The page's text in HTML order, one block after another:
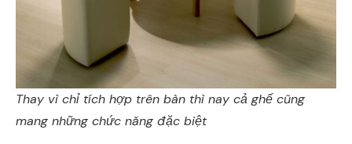
Thay vì chỉ tích hợp trên bàn thì nay cả ghế cũng
mang những chức năng đặc biệt